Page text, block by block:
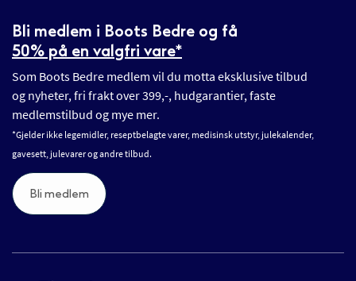
Bli medlem i Boots Bedre og få
50% på en valgfri vare*
Som Boots Bedre medlem vil du motta eksklusive tilbud
og nyheter, fri frakt over 399,-, hudgarantier, faste
medlemstilbud og mye mer.
*Gjelder ikke legemidler, reseptbelagte varer, medisinsk utstyr, julekalender,
gavesett, julevarer og andre tilbud.
Bli medlem